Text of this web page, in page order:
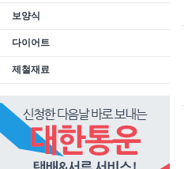
보양식
다이어트
제철재료